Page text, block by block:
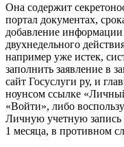
Она содержит
портал документах,
добавление
двухнедельного
например уже истек,
заполнить заявление в
сайт Госуслуги ру, и
ноунсом ссылке
«Войти», либо
Личную учетную запись
1 месяца, в противном